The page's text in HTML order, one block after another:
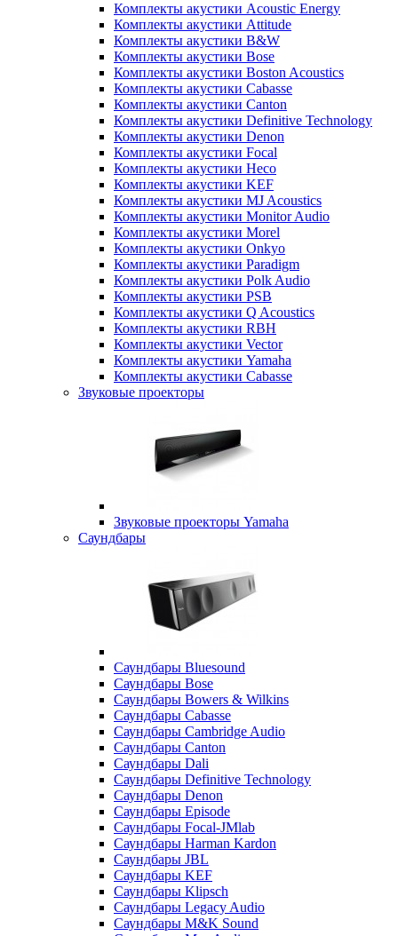
Комплекты акустики Acoustic Energy
Комплекты акустики Attitude
Комплекты акустики B&W
Комплекты акустики Bose
Комплекты акустики Boston Acoustics
Комплекты акустики Cabasse
Комплекты акустики Canton
Комплекты акустики Definitive Technology
Комплекты акустики Denon
Комплекты акустики Focal
Комплекты акустики Heco
Комплекты акустики KEF
Комплекты акустики MJ Acoustics
Комплекты акустики Monitor Audio
Комплекты акустики Morel
Комплекты акустики Onkyo
Комплекты акустики Paradigm
Комплекты акустики Polk Audio
Комплекты акустики PSB
Комплекты акустики Q Acoustics
Комплекты акустики RBH
Комплекты акустики Vector
Комплекты акустики Yamaha
Комплекты акустики Сabasse
Звуковые проекторы
Звуковые проекторы Yamaha
Саундбары
Саундбары Bluesound
Саундбары Bose
Саундбары Bowers & Wilkins
Саундбары Cabasse
Саундбары Cambridge Audio
Саундбары Canton
Саундбары Dali
Саундбары Definitive Technology
Саундбары Denon
Саундбары Episode
Саундбары Focal-JMlab
Саундбары Harman Kardon
Саундбары JBL
Саундбары KEF
Саундбары Klipsch
Саундбары Legacy Audio
Саундбары M&K Sound